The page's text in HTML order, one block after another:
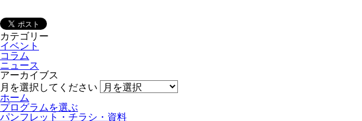
カテゴリー
イベント
コラム
ニュース
アーカイブス
月を選択してください
ホーム
プログラムを選ぶ
パンフレット・チラシ・資料